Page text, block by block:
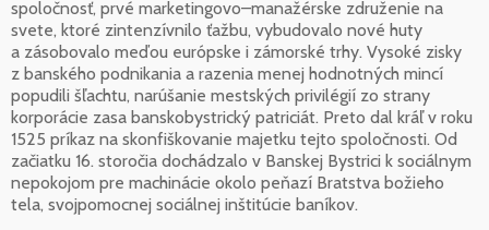
spoločnosť, prvé marketingovo–manažérske združenie na
svete, ktoré zintenzívnilo ťažbu, vybudovalo nové huty
a zásobovalo meďou európske i zámorské trhy. Vysoké zisky
z banského podnikania a razenia menej hodnotných mincí
popudili šľachtu, narúšanie mestských privilégií zo strany
korporácie zasa banskobystrický patriciát. Preto dal kráľ v roku
1525 príkaz na skonfiškovanie majetku tejto spoločnosti. Od
začiatku 16. storočia dochádzalo v Banskej Bystrici k sociálnym
nepokojom pre machinácie okolo peňazí Bratstva božieho
tela, svojpomocnej sociálnej inštitúcie baníkov.